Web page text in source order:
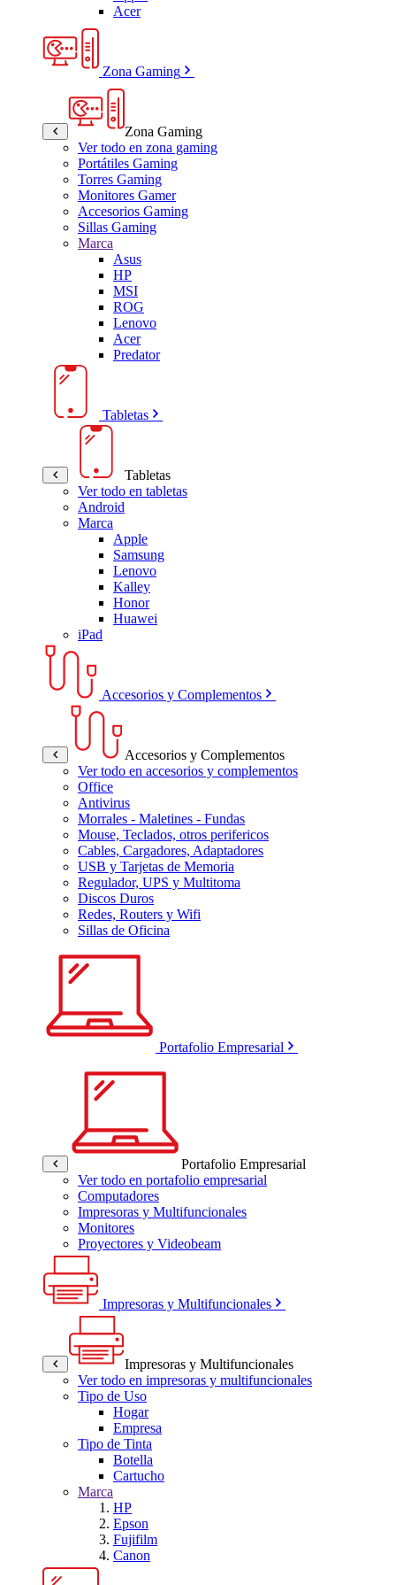
Acer
Zona Gaming
Zona Gaming
Ver todo en zona gaming
Portátiles Gaming
Torres Gaming
Monitores Gamer
Accesorios Gaming
Sillas Gaming
Marca
Asus
HP
MSI
ROG
Lenovo
Acer
Predator
Tabletas
Tabletas
Ver todo en tabletas
Android
Marca
Apple
Samsung
Lenovo
Kalley
Honor
Huawei
iPad
Accesorios y Complementos
Accesorios y Complementos
Ver todo en accesorios y complementos
Office
Antivirus
Morrales - Maletines - Fundas
Mouse, Teclados, otros perifericos
Cables, Cargadores, Adaptadores
USB y Tarjetas de Memoria
Regulador, UPS y Multitoma
Discos Duros
Redes, Routers y Wifi
Sillas de Oficina
Portafolio Empresarial
Portafolio Empresarial
Ver todo en portafolio empresarial
Computadores
Impresoras y Multifuncionales
Monitores
Proyectores y Videobeam
Impresoras y Multifuncionales
Impresoras y Multifuncionales
Ver todo en impresoras y multifuncionales
Tipo de Uso
Hogar
Empresa
Tipo de Tinta
Botella
Cartucho
Marca
HP
Epson
Fujifilm
Canon